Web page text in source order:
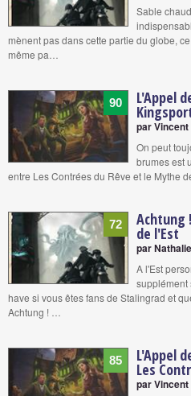
Sable
mènent pas dans cette partie du globe,
même pa…
90 L'Appel
par Vincent
On peut
brumes est
entre Les Contrées du Rêve et le Mythe
72 Achtung
de l'Est
par
A l'Est
supplément
have si vous êtes fans de Stalingrad et
Achtung ! …
85 L'Appel
Les
par Vincent